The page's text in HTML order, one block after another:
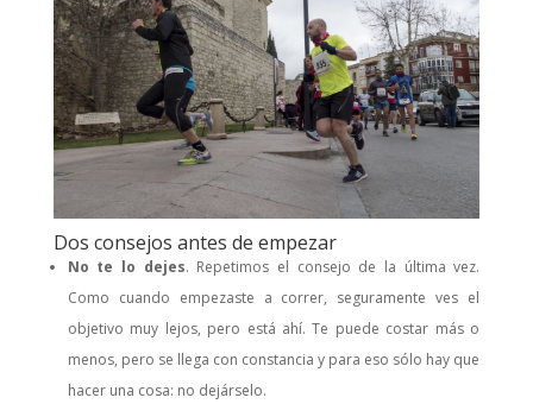
Dos consejos antes de empezar
No te lo dejes. Repetimos el consejo de la última vez.
Como cuando empezaste a correr, seguramente ves el
objetivo muy lejos, pero está ahí. Te puede costar más o
menos, pero se llega con constancia y para eso sólo hay que
hacer una cosa: no dejárselo.